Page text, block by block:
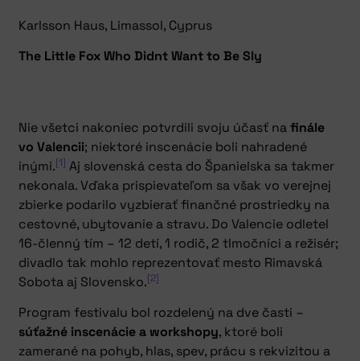
Karlsson Haus, Limassol, Cyprus
The Little Fox Who Didnt Want to Be Sly
Nie všetci nakoniec potvrdili svoju účasť nafinále
vo Valencii; niektoré inscenácie boli nahradené
inými.[1] Aj slovenská cesta do Španielska sa takmer
nekonala. Vďaka prispievateľom sa však vo verejnej
zbierke podarilo vyzbierať finančné prostriedky na
cestovné, ubytovanie a stravu. Do Valencie odletel
16-členný tím – 12 detí, 1 rodič, 2 tlmočníci a režisér;
divadlo tak mohlo reprezentovať mesto Rimavská
Sobota aj Slovensko.[2]
Program festivalu bol rozdelený na dve časti –
súťažné inscenácie a workshopy, ktoré boli
zamerané na pohyb, hlas, spev, prácu s rekvizitou a